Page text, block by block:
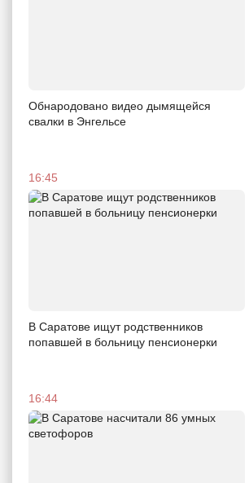
Обнародовано видео дымящейся
свалки в Энгельсе
16:45
В Саратове ищут родственников
попавшей в больницу пенсионерки
16:44